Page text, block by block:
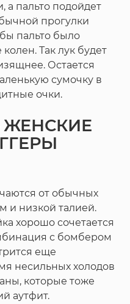
а пальто подойдет
прогулки
пальто было
Так лук будет
Остается
сумочку в
очки.
ЖЕНСКИЕ
от обычных
и низкой талией.
хорошо сочетается
с бомбером
еще
несильных холодов
которые тоже
аутфит.